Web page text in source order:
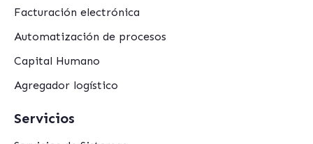
Facturación electrónica
Automatización de procesos
Capital Humano
Agregador logístico
Servicios